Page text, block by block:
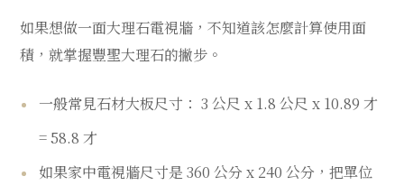
如果想做一面大理石電視牆，不知道該怎麼計算使用面
積，就掌握豐聖大理石的撇步。
一般常見石材大板尺寸： 3 公尺 x 1.8 公尺 x 10.89 才
= 58.8 才
如果家中電視牆尺寸是 360 公分 x 240 公分，把單位